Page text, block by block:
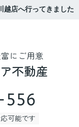
店へ行ってきました
にご用意
不動産
可能です